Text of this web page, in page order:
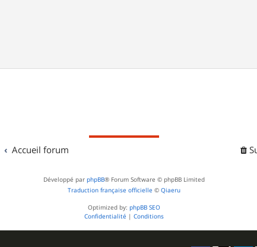
Accueil forum
Développé par phpBB® Forum Software © phpBB Limited
Traduction française officielle © Qiaeru
Optimized by: phpBB SEO
Confidentialité | Conditions